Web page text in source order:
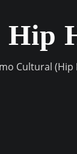
Cultural